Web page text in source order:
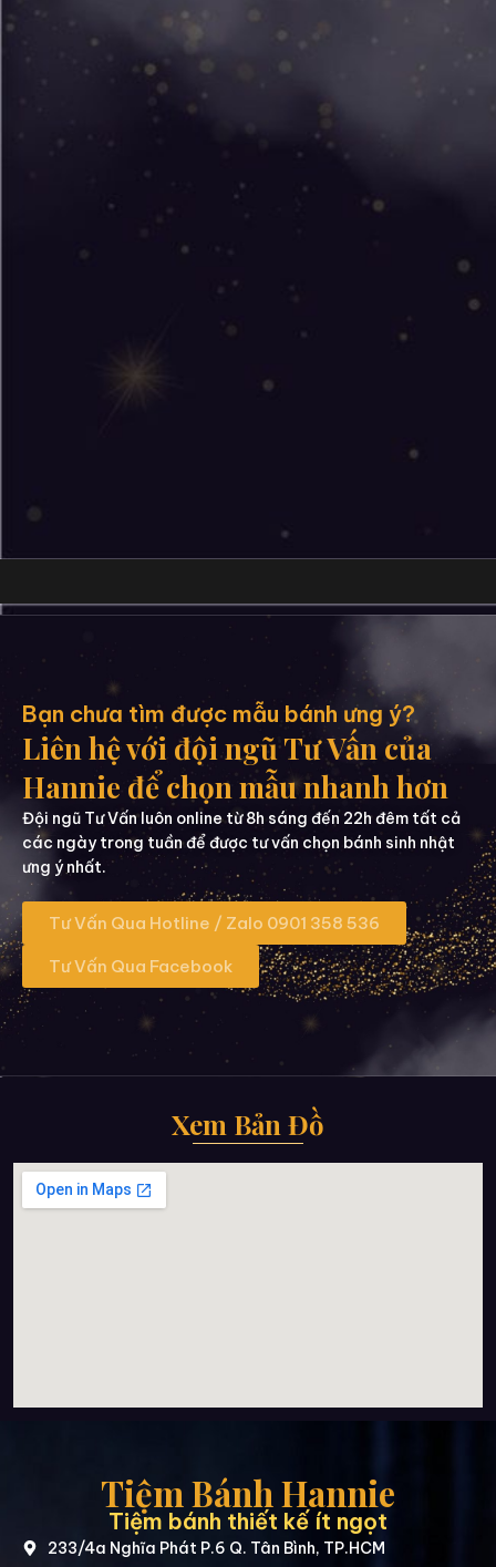
Bạn chưa tìm được mẫu bánh ưng ý?
Liên hệ với đội ngũ Tư Vấn của
Hannie để chọn mẫu nhanh hơn
Đội ngũ Tư Vấn luôn online từ 8h sáng đến 22h đêm tất cả
các ngày trong tuần để được tư vấn chọn bánh sinh nhật
ưng ý nhất.
Tư Vấn Qua Hotline / Zalo 0901 358 536
Tư Vấn Qua Facebook
Xem Bản Đồ
Tiệm Bánh Hannie
Tiệm bánh thiết kế ít ngọt
233/4a Nghĩa Phát P.6 Q. Tân Bình, TP.HCM